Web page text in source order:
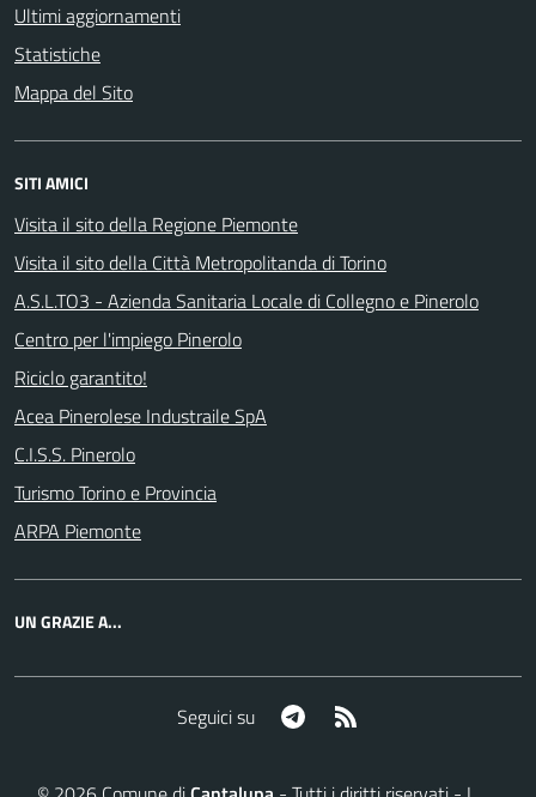
Ultimi aggiornamenti
Statistiche
Mappa del Sito
SITI AMICI
Visita il sito della Regione Piemonte
Visita il sito della Città Metropolitanda di Torino
A.S.L.TO3 - Azienda Sanitaria Locale di Collegno e Pinerolo
Centro per l'impiego Pinerolo
Riciclo garantito!
Acea Pinerolese Industraile SpA
C.I.S.S. Pinerolo
Turismo Torino e Provincia
ARPA Piemonte
UN GRAZIE A...
Seguici su Telegram